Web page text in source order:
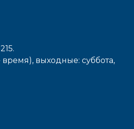
выходные: cуббота,